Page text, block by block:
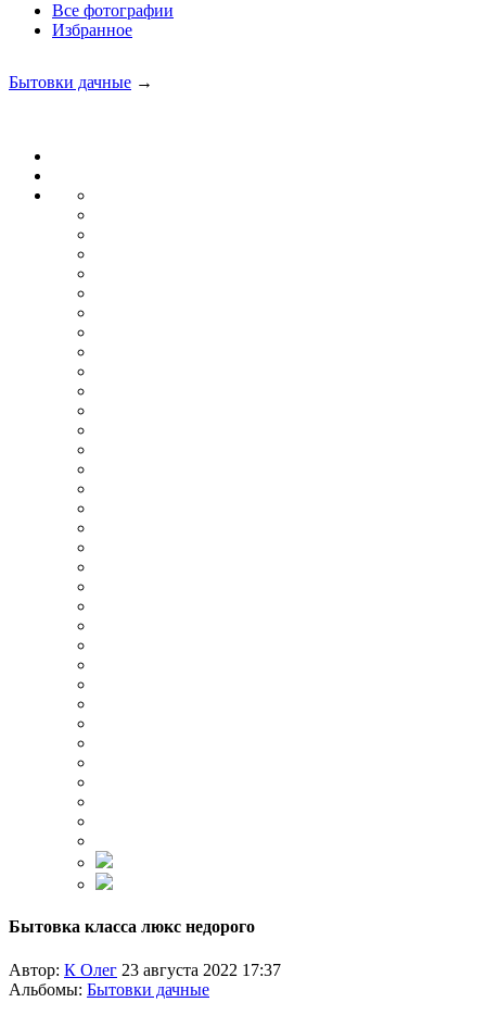
Все фотографии
Избранное
Бытовки дачные →
Бытовка класса люкс недорого
Автор: К Олег 23 августа 2022 17:37
Альбомы: Бытовки дачные